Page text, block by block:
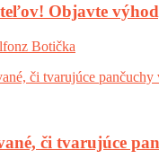
Objavte
Botička
či tvarujúce